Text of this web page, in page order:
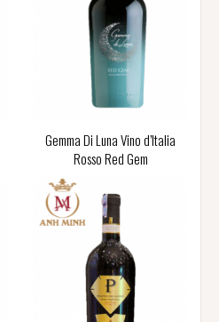
Gemma Di Luna Vino d’Italia
Rosso Red Gem